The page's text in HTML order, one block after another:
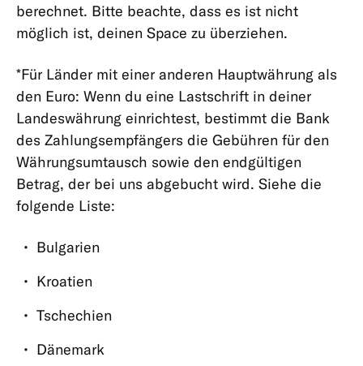
berechnet. Bitte beachte, dass es ist nicht
möglich ist, deinen Space zu überziehen.
*Für Länder mit einer anderen Hauptwährung als
den Euro: Wenn du eine Lastschrift in deiner
Landeswährung einrichtest, bestimmt die Bank
des Zahlungsempfängers die Gebühren für den
Währungsumtausch sowie den endgültigen
Betrag, der bei uns abgebucht wird. Siehe die
folgende Liste:
Bulgarien
Kroatien
Tschechien
Dänemark